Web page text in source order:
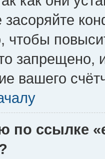
засоряйте
чтобы
запрещено,
вашего
по ссылке